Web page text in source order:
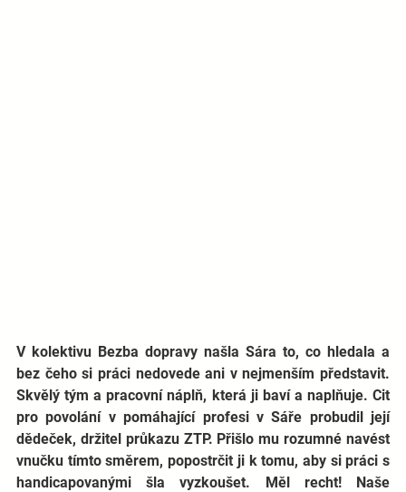
V kolektivu Bezba dopravy našla Sára to, co hledala a
bez čeho si práci nedovede ani v nejmenším představit.
Skvělý tým a pracovní náplň, která ji baví a naplňuje. Cit
pro povolání v pomáhající profesi v Sáře probudil její
dědeček, držitel průkazu ZTP. Přišlo mu rozumné navést
vnučku tímto směrem, popostrčit ji k tomu, aby si práci s
handicapovanými šla vyzkoušet. Měl recht! Naše